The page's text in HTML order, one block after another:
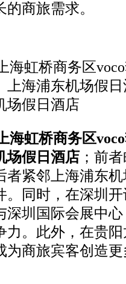
商旅需求。
海虹桥商务区
上海浦东机场假
场假日酒店
海虹桥商务区voco
场假日酒店 ；前
者紧邻上海浦东
。同时，在深圳开
深圳国际会展中
力。此外，在贵
为商旅宾客创造